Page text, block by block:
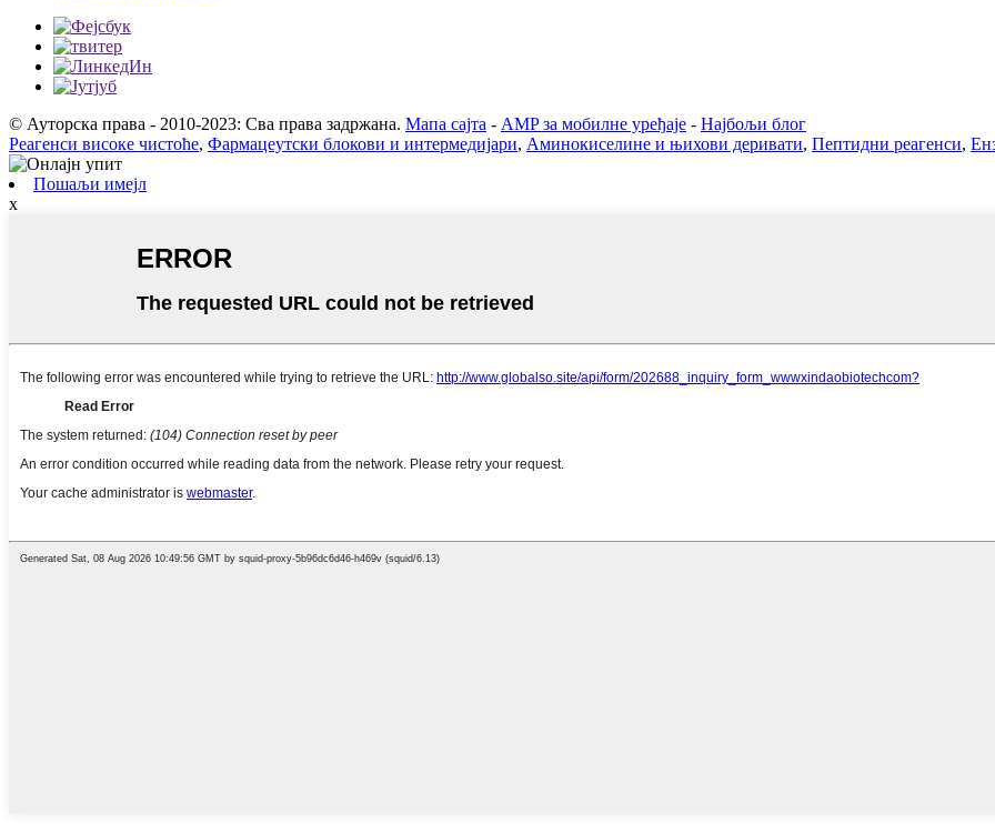
© Ауторска права - 2010-2023: Сва права задржана. Мапа сајта - AMP за мобилне уређаје - Најбољи блог
Реагенси високе чистоће, Фармацеутски блокови и интермедијари, Аминокиселине и њихови деривати, Пептидни реагенси,
Пошаљи имејл
x